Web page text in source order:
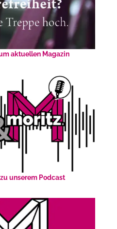
aktuellen Magazin
unserem Podcast